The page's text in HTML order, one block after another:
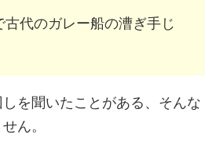
古代のガレー船の漕ぎ手じ
を聞いたことがある、そんな
ん。